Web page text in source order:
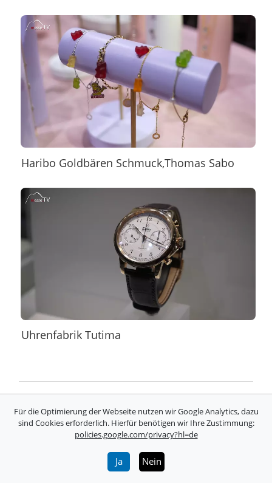
Haribo Goldbären Schmuck,Thomas Sabo
Uhrenfabrik Tutima
Messewissen, Termine &
Veranstaltungen
Für die Optimierung der Webseite nutzen wir Google Analytics, dazu
sind Cookies erforderlich. Hierfür benötigen wir Ihre Zustimmung:
policies.google.com/privacy?hl=de
Ja Nein